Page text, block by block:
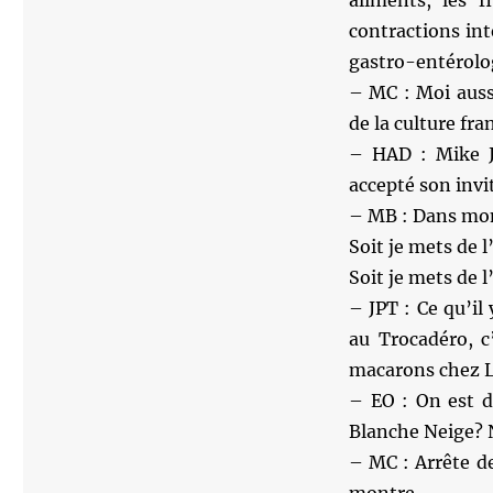
contractions
gastro-
– MC : Moi
de la culture
– HAD : Mike
accepté son
– MB : Dans
Soit je mets de
Soit je mets de
– JPT : Ce
au Trocadéro,
macarons chez
– EO : On est
Blanche Neige?
– MC : Arrête